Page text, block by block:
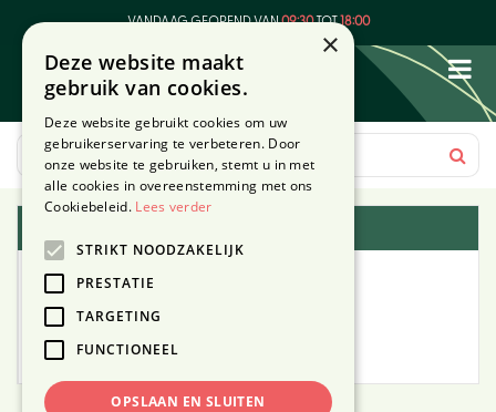
VANDAAG GEOPEND VAN09:30TOT18:00
×
Deze website maakt
gebruik van cookies.
Deze website gebruikt cookies om uw
gebruikerservaring te verbeteren. Door
onze website te gebruiken, stemt u in met
alle cookies in overeenstemming met ons
Cookiebeleid. Lees verder
STRIKT NOODZAKELIJK
PRESTATIE
TARGETING
FUNCTIONEEL
OPSLAAN EN SLUITEN